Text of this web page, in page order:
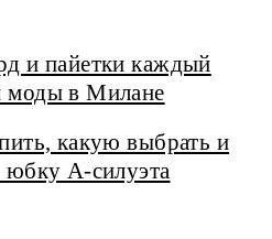
и пайетки каждый
моды в Милане
какую выбрать и
юбку А-силуэта